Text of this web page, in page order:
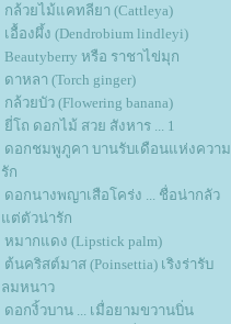
กล้วยไม้แคทลียา (Cattleya)
เอื้องผึ้ง (Dendrobium lindleyi)
Beautyberry หรือ ราชาไข่มุก
ดาหลา (Torch ginger)
กล้วยบัว (Flowering banana)
ี่โถ ดอกไม้ สวย สังหาร ... 1
ดอกชมพูภูคา บานรับเดือนแห่งความ
รัก
ดอกนางพญาเสือโคร่ง ... ชื่อน่ากลัว
ต่ตัวน่ารัก
หมากแดง (Lipstick palm)
ต้นคริสต์มาส (Poinsettia) เริงร่ารับ
ลมหนาว
ดอกงิ้วบาน ... เมื่อยามขวานบิ่น